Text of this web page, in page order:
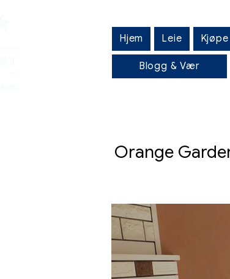
Hjem Leie Kjøpe
Blogg & Vær
Orange